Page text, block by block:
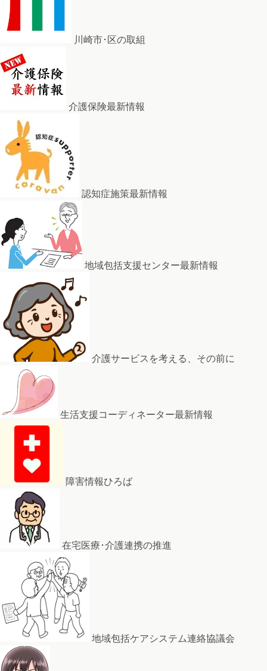
川崎市･区の取組
介護保険最新情報
認知症施策最新情報
地域包括支援センター最新情報
介護サービスを考える、その前に
生活支援コーディネーター最新情報
障害情報ひろば
在宅医療･介護連携の推進
地域包括ケアシステム連絡協議会